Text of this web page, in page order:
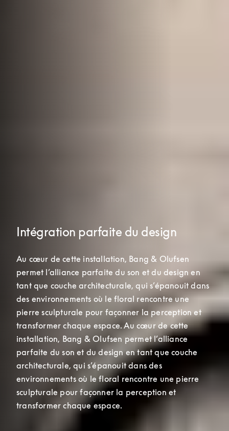
Intégration parfaite du design
Au cœur de cette installation, Bang & Olufsen
permet l’alliance parfaite du son et du design en
tant que couche architecturale, qui s’épanouit dans
des environnements où le floral rencontre une
pierre sculpturale pour façonner la perception et
transformer chaque espace. Au cœur de cette
installation, Bang & Olufsen permet l’alliance
parfaite du son et du design en tant que couche
architecturale, qui s’épanouit dans des
environnements où le floral rencontre une pierre
sculpturale pour façonner la perception et
transformer chaque espace.